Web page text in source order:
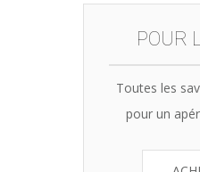
POUR
Toutes les
pour un